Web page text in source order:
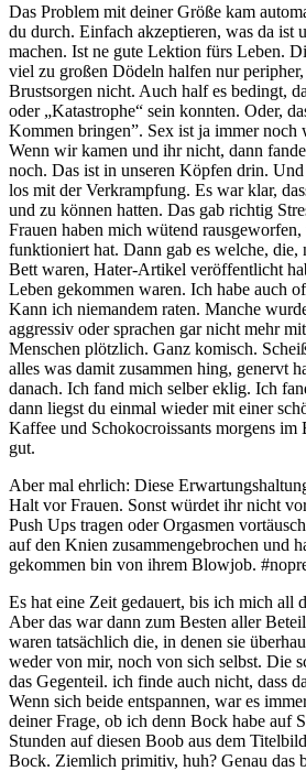
Das Problem mit deiner Größe kam
du durch. Einfach akzeptieren, was da ist
machen. Ist ne gute Lektion fürs Leben.
viel zu großen Dödeln halfen nur
Brustsorgen nicht. Auch half es bedingt,
oder „Katastrophe“ sein konnten. Oder,
Kommen bringen”. Sex ist ja immer noch
Wenn wir kamen und ihr nicht, dann
noch. Das ist in unseren Köpfen drin.
los mit der Verkrampfung. Es war klar,
und zu können hatten. Das gab richtig
Frauen haben mich wütend
funktioniert hat. Dann gab es welche, die,
Bett waren, Hater-Artikel veröffentlicht
Leben gekommen waren. Ich habe auch
Kann ich niemandem raten. Manche
aggressiv oder sprachen gar nicht mehr
Menschen plötzlich. Ganz komisch.
alles was damit zusammen hing, genervt
danach. Ich fand mich selber eklig. Ich
dann liegst du einmal wieder mit einer
Kaffee und Schokocroissants morgens im
gut.
Aber mal ehrlich: Diese
Halt vor Frauen. Sonst würdet ihr nicht
Push Ups tragen oder Orgasmen
auf den Knien zusammengebrochen und
gekommen bin von ihrem Blowjob.
Es hat eine Zeit gedauert, bis ich mich all
Aber das war dann zum Besten aller
waren tatsächlich die, in denen sie
weder von mir, noch von sich selbst. Die
das Gegenteil. ich finde auch nicht, dass
Wenn sich beide entspannen, war es
deiner Frage, ob ich denn Bock habe auf
Stunden auf diesen Boob aus dem
Bock. Ziemlich primitiv, huh? Genau das